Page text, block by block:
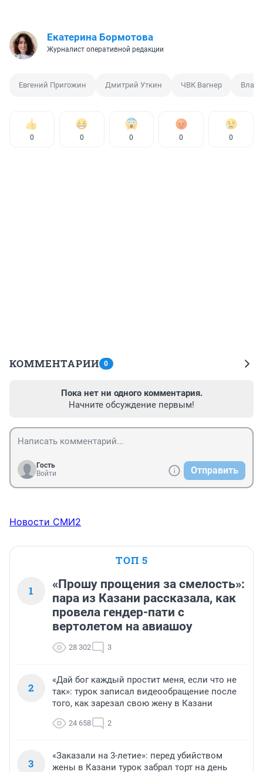
Екатерина Бормотова
Журналист оперативной редакции
Евгений Пригожин Дмитрий Уткин ЧВК Вагнер
0 0 0 0 0
КОММЕНТАРИИ 0
Пока нет ни одного комментария.
Начните обсуждение первым!
Гость
Войти
Отправить
Новости СМИ2
ТОП 5
1
«Прошу прощения за смелость»:
пара из Казани рассказала, как
провела гендер-пати с
вертолетом на авиашоу
28 302 3
2
«Дай бог каждый простит меня, если что не
так»: турок записал видеообращение после
того, как зарезал свою жену в Казани
24 658 2
3
«Заказали на 3-летие»: перед убийством
жены в Казани турок забрал торт на день